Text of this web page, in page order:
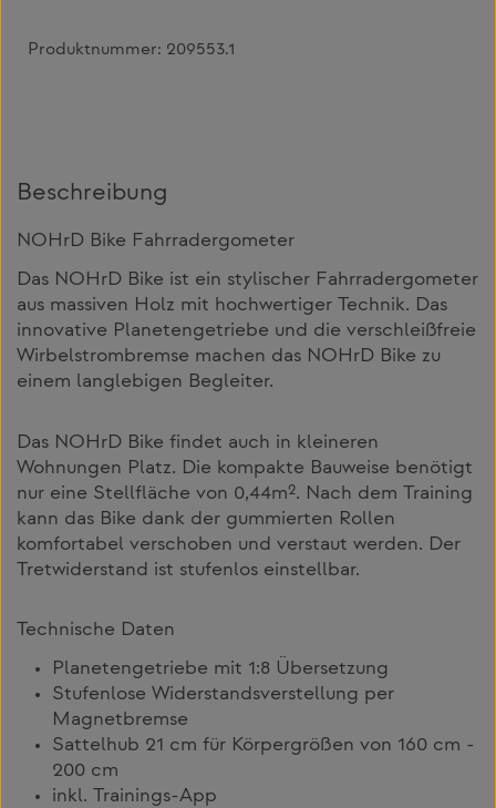
Produktnummer: 209553.1
Beschreibung
NOHrD Bike Fahrradergometer
Das NOHrD Bike ist ein stylischer Fahrradergometer
aus massiven Holz mit hochwertiger Technik. Das
innovative Planetengetriebe und die verschleißfreie
Wirbelstrombremse machen das NOHrD Bike zu
einem langlebigen Begleiter.
Das NOHrD Bike findet auch in kleineren
Wohnungen Platz. Die kompakte Bauweise benötigt
nur eine Stellfläche von 0,44m². Nach dem Training
kann das Bike dank der gummierten Rollen
komfortabel verschoben und verstaut werden. Der
Tretwiderstand ist stufenlos einstellbar.
Technische Daten
Planetengetriebe mit 1:8 Übersetzung
Stufenlose Widerstandsverstellung per
Magnetbremse
Sattelhub 21 cm für Körpergrößen von 160 cm -
200 cm
inkl. Trainings-App